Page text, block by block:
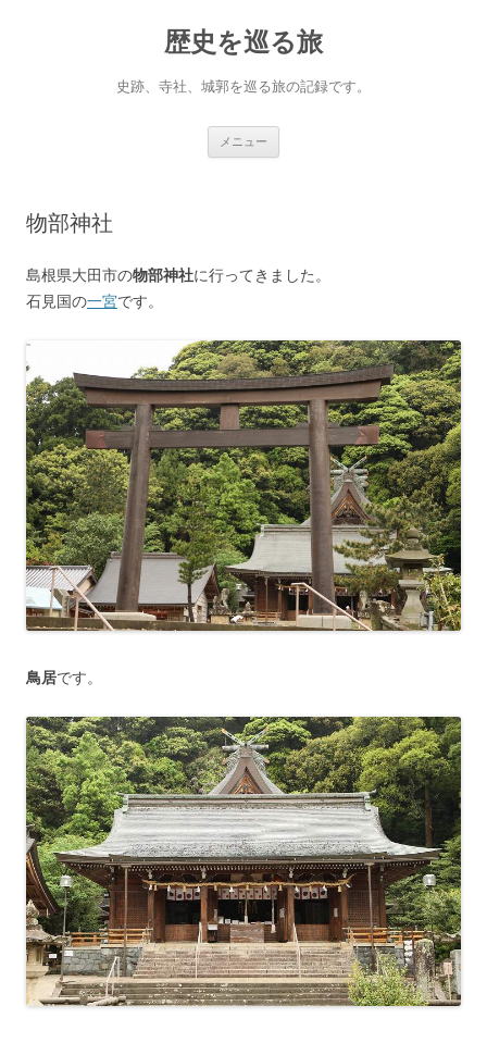
歴史を巡る旅
史跡、寺社、城郭を巡る旅の記録です。
メニュー
物部神社
島根県大田市の物部神社に行ってきました。
石見国の一宮です。
鳥居です。